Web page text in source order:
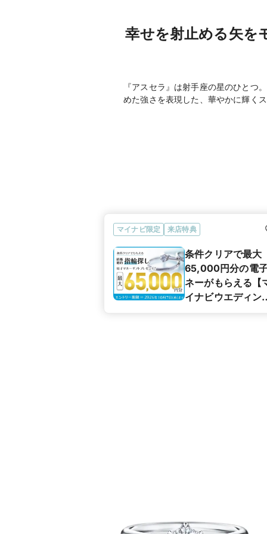
幸せを射止める矢を
『アスセラ』は射手座の星のひとつ
めた強さを表現した、華やかに輝く
マイナビ限定 来店特典
条件クリアで最大
65,000円分の電
ネーがもらえる【
イナビウエディン